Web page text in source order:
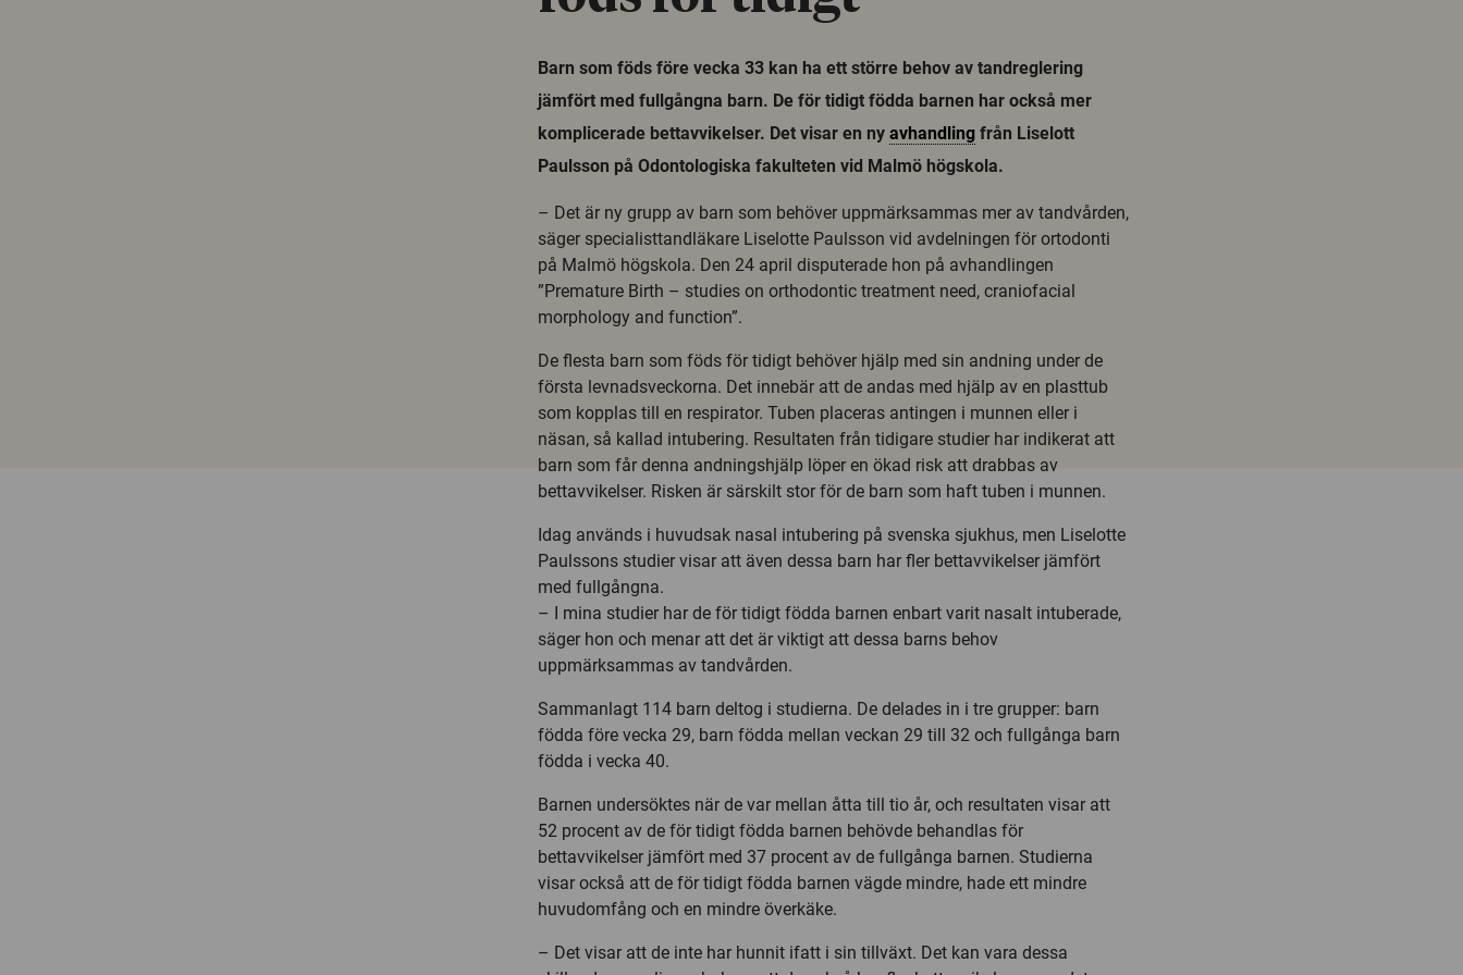
Barn som föds före vecka 33 kan ha ett större behov av tandreglering
jämfört med fullgångna barn. De för tidigt födda barnen har också mer
komplicerade bettavvikelser. Det visar en ny avhandling från Liselott
Paulsson på Odontologiska fakulteten vid Malmö högskola.
– Det är ny grupp av barn som behöver uppmärksammas mer av tandvården,
säger specialisttandläkare Liselotte Paulsson vid avdelningen för ortodonti
på Malmö högskola. Den 24 april disputerade hon på avhandlingen
”Premature Birth – studies on orthodontic treatment need, craniofacial
morphology and function”.
De flesta barn som föds för tidigt behöver hjälp med sin andning under de
första levnadsveckorna. Det innebär att de andas med hjälp av en plasttub
som kopplas till en respirator. Tuben placeras antingen i munnen eller i
näsan, så kallad intubering. Resultaten från tidigare studier har indikerat att
barn som får denna andningshjälp löper en ökad risk att drabbas av
bettavvikelser. Risken är särskilt stor för de barn som haft tuben i munnen.
Idag används i huvudsak nasal intubering på svenska sjukhus, men Liselotte
Paulssons studier visar att även dessa barn har fler bettavvikelser jämfört
med fullgångna.
– I mina studier har de för tidigt födda barnen enbart varit nasalt intuberade,
säger hon och menar att det är viktigt att dessa barns behov
uppmärksammas av tandvården.
Sammanlagt 114 barn deltog i studierna. De delades in i tre grupper: barn
födda före vecka 29, barn födda mellan veckan 29 till 32 och fullgånga barn
födda i vecka 40.
Barnen undersöktes när de var mellan åtta till tio år, och resultaten visar att
52 procent av de för tidigt födda barnen behövde behandlas för
bettavvikelser jämfört med 37 procent av de fullgånga barnen. Studierna
visar också att de för tidigt födda barnen vägde mindre, hade ett mindre
huvudomfång och en mindre överkäke.
– Det visar att de inte har hunnit ifatt i sin tillväxt. Det kan vara dessa